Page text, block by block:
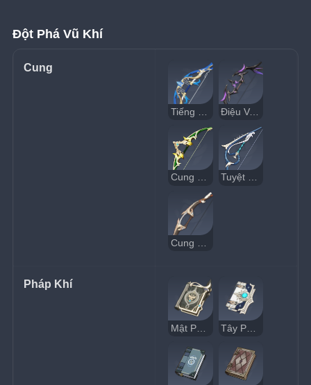
Đột Phá Vũ Khí
Cung
Điệu Van Ban Đêm
Cung Sắc Xanh Tuyệt Huyền
Pháp Khí
Mật Pháp Tông Thất